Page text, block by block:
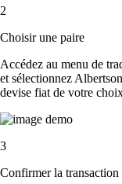
2
Choisir une paire
Accédez au menu de
et sélectionnez
devise fiat de votre
3
Confirmer la transaction